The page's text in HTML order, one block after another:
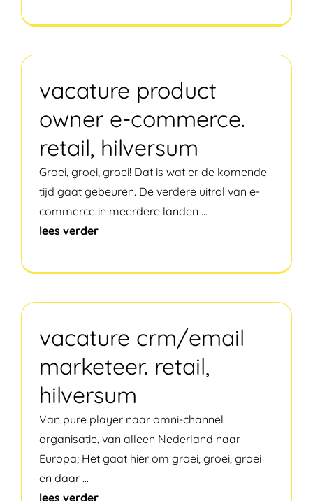
vacature product
owner e-commerce.
retail, hilversum
Groei, groei, groei! Dat is wat er de komende
tijd gaat gebeuren. De verdere uitrol van e-
commerce in meerdere landen ...
lees verder
vacature crm/email
marketeer. retail,
hilversum
Van pure player naar omni-channel
organisatie, van alleen Nederland naar
Europa; Het gaat hier om groei, groei, groei
en daar...
lees verder